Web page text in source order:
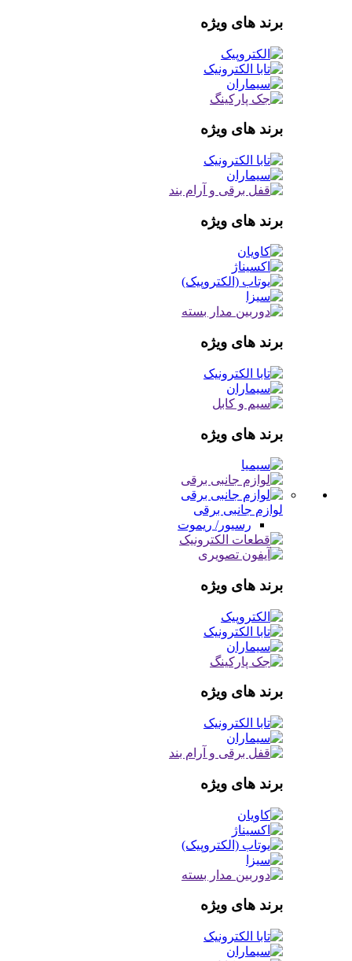
برند های ویژه
برند های ویژه
برند های ویژه
برند های ویژه
برند های ویژه
لوازم جانبی برقی
رسیور/ ریموت
برند های ویژه
برند های ویژه
برند های ویژه
برند های ویژه